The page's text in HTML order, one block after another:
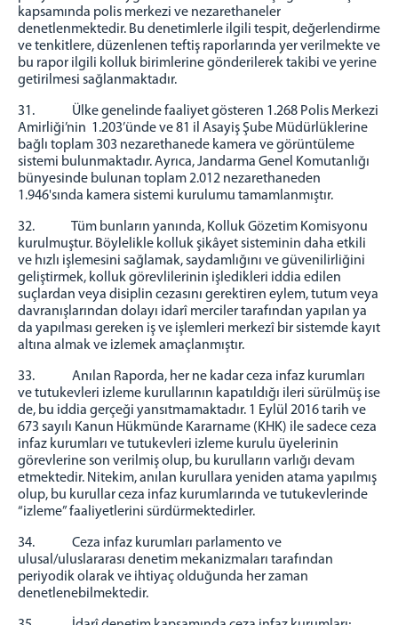
kapsamında polis merkezi ve nezarethaneler
denetlenmektedir. Bu denetimlerle ilgili tespit, değerlendirme
ve tenkitlere, düzenlenen teftiş raporlarında yer verilmekte ve
bu rapor ilgili kolluk birimlerine gönderilerek takibi ve yerine
getirilmesi sağlanmaktadır.
31. Ülke genelinde faaliyet gösteren 1.268 Polis Merkezi
Amirliği’nin 1.203’ünde ve 81 il Asayiş Şube Müdürlüklerine
bağlı toplam 303 nezarethanede kamera ve görüntüleme
sistemi bulunmaktadır. Ayrıca, Jandarma Genel Komutanlığı
bünyesinde bulunan toplam 2.012 nezarethaneden
1.946'sında kamera sistemi kurulumu tamamlanmıştır.
32. Tüm bunların yanında, Kolluk Gözetim Komisyonu
kurulmuştur. Böylelikle kolluk şikâyet sisteminin daha etkili
ve hızlı işlemesini sağlamak, saydamlığını ve güvenilirliğini
geliştirmek, kolluk görevlilerinin işledikleri iddia edilen
suçlardan veya disiplin cezasını gerektiren eylem, tutum veya
davranışlarından dolayı idarî merciler tarafından yapılan ya
da yapılması gereken iş ve işlemleri merkezî bir sistemde kayıt
altına almak ve izlemek amaçlanmıştır.
33. Anılan Raporda, her ne kadar ceza infaz kurumları
ve tutukevleri izleme kurullarının kapatıldığı ileri sürülmüş ise
de, bu iddia gerçeği yansıtmamaktadır. 1 Eylül 2016 tarih ve
673 sayılı Kanun Hükmünde Kararname (KHK) ile sadece ceza
infaz kurumları ve tutukevleri izleme kurulu üyelerinin
görevlerine son verilmiş olup, bu kurulların varlığı devam
etmektedir. Nitekim, anılan kurullara yeniden atama yapılmış
olup, bu kurullar ceza infaz kurumlarında ve tutukevlerinde
“izleme” faaliyetlerini sürdürmektedirler.
34. Ceza infaz kurumları parlamento ve
ulusal/uluslararası denetim mekanizmaları tarafından
periyodik olarak ve ihtiyaç olduğunda her zaman
denetlenebilmektedir.